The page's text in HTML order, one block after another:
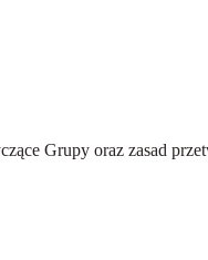
Grupy oraz zasad